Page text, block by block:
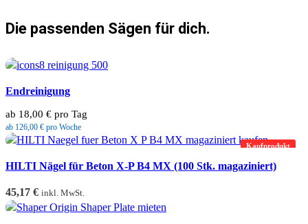
Die passenden Sägen für dich.
Endreinigung
ab 18,00 € pro Tag
ab 126,00 € pro Woche
Kaufprodukt
HILTI Nägel für Beton X-P B4 MX (100 Stk. magaziniert)
45,17 € inkl. MwSt.